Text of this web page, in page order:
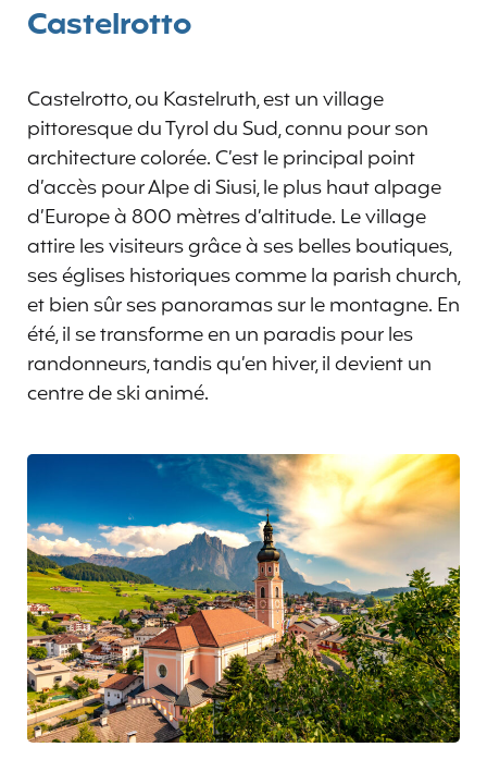
Castelrotto
Castelrotto, ou Kastelruth, est un village
pittoresque du Tyrol du Sud, connu pour son
architecture colorée. C’est le principal point
d’accès pour Alpe di Siusi, le plus haut alpage
d’Europe à 800 mètres d’altitude. Le village
attire les visiteurs grâce à ses belles boutiques,
ses églises historiques comme la parish church,
et bien sûr ses panoramas sur le montagne. En
été, il se transforme en un paradis pour les
randonneurs, tandis qu’en hiver, il devient un
centre de ski animé.